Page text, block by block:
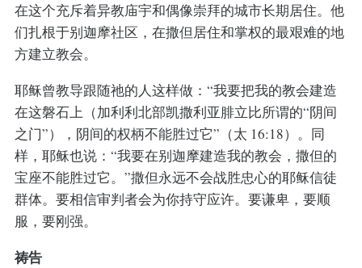
在这个充斥着异教庙宇和偶像崇拜的城市长期居住。他
们扎根于别迦摩社区，在撒但居住和掌权的最艰难的地
方建立教会。
耶稣曾教导跟随祂的人这样做：“我要把我的教会建造
在这磐石上（加利利北部凯撒利亚腓立比所谓的“阴间
之门”），阴间的权柄不能胜过它”（太 16:18）。同
样，耶稣也说：“我要在别迦摩建造我的教会，撒但的
宝座不能胜过它。”撒但永远不会战胜忠心的耶稣信徒
群体。要相信审判者会为你持守应许。要谦卑，要顺
服，要刚强。
祷告